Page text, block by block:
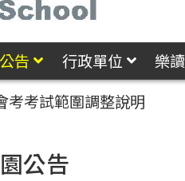
告 行政單位 樂
考考試範圍調整說明
公告